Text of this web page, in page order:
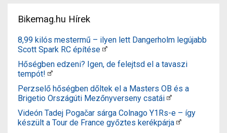
Bikemag.hu Hírek
8,99 kilós mestermű – ilyen lett Dangerholm legújabb
Scott Spark RC építése
Hőségben edzeni? Igen, de felejtsd el a tavaszi
tempót!
Perzselő hőségben dőltek el a Masters OB és a
Brigetio Országúti Mezőnyverseny csatái
Videón Tadej Pogačar sárga Colnago Y1Rs-e – így
készült a Tour de France győztes kerékpárja